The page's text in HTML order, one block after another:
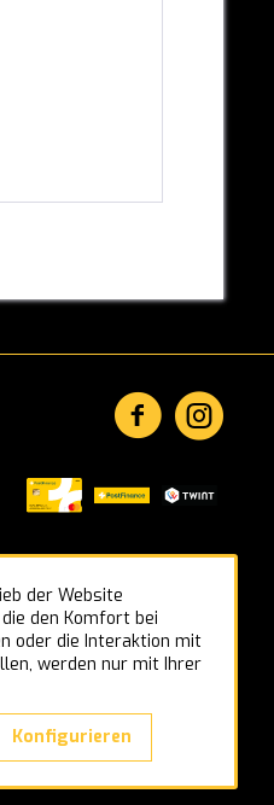
der Website
den Komfort bei
oder die Interaktion mit
werden nur mit Ihrer
Konfigurieren